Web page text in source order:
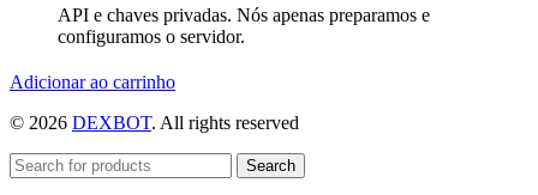
API e chaves privadas. Nós apenas preparamos e
configuramos o servidor.
Adicionar ao carrinho
© 2026 DEXBOT. All rights reserved
Search